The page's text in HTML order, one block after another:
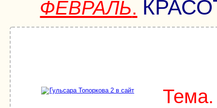
ФЕВРАЛЬ.